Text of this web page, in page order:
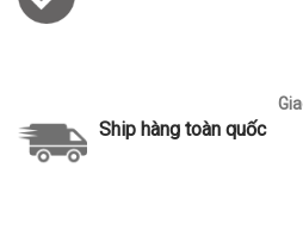
Ship hàng toàn quốc